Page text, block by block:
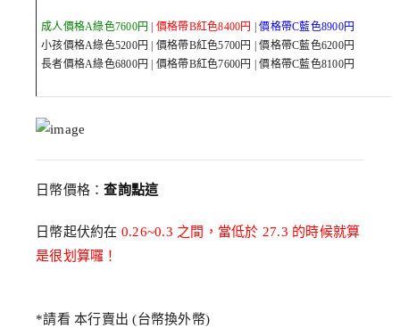
成人價格A綠色7600円 價格帶B紅色8400円 |價格帶C藍色8900円
小孩價格A綠色5200円 | 價格帶B紅色5700円 | 價格帶C藍色6200円
長者價格A綠色6800円 | 價格帶B紅色7600円 | 價格帶C藍色8100円
日幣價格：查詢點這
日幣起伏約在 0.26~0.3 之間，當低於 27.3 的時候就算
是很划算囉！
*請看 本行賣出 (台幣換外幣)